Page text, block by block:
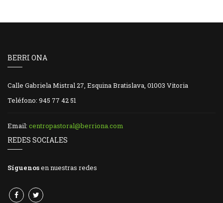
BERRI ONA
Calle Gabriela Mistral 27, Esquina Bratislava, 01003 Vitoria
Teléfono: 945 77 42 51
Email: centropastoral@berriona.com
REDES SOCIALES
Síguenosen nuestras redes